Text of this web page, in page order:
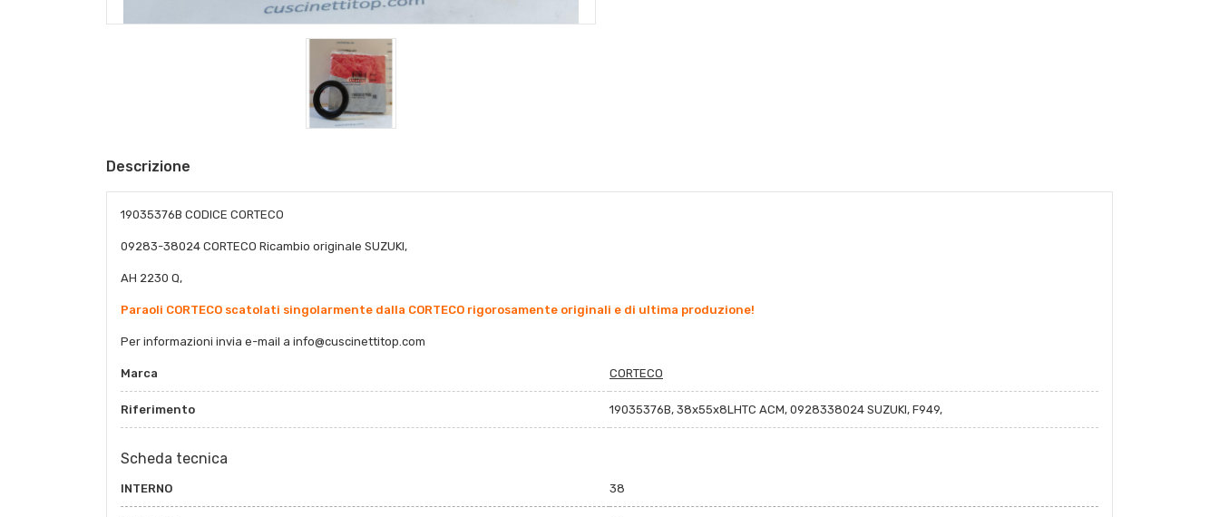
Descrizione
19035376B CODICE CORTECO
09283-38024 CORTECO Ricambio originale SUZUKI,
AH 2230 Q,
Paraoli CORTECO scatolati singolarmente dalla CORTECO rigorosamente originali e di ultima produzione!
Per informazioni invia e-mail a info@cuscinettitop.com
Marca CORTECO
Riferimento 19035376B, 38x55x8LHTC ACM, 0928338024 SUZUKI, F949,
Scheda tecnica
INTERNO 38